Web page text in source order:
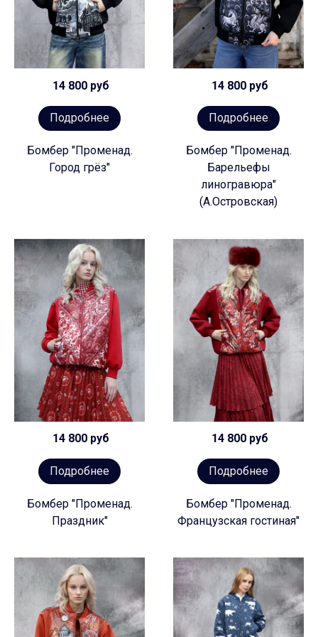
14 800 руб
Подробнее
Бомбер "Променад.
Город грёз"
14 800 руб
Подробнее
Бомбер "Променад.
Барельефы
линогравюра"
(А.Островская)
14 800 руб
Подробнее
Бомбер "Променад.
Праздник"
14 800 руб
Подробнее
Бомбер "Променад.
Французская гостиная"